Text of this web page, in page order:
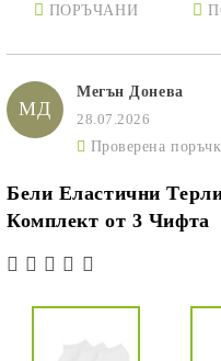
ПОРЪЧАНИ
МД
Мегън Донева
28.07.2026
Проверена
Бели Еластични
Комплект от 3 Чифта